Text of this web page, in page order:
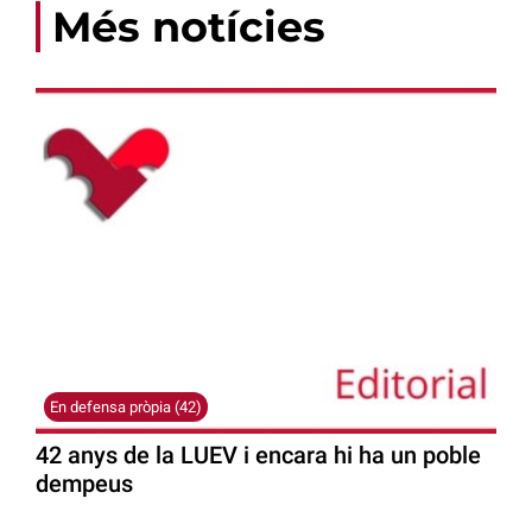
Més notícies
En defensa pròpia (42)
42 anys de la LUEV i encara hi ha un poble
dempeus